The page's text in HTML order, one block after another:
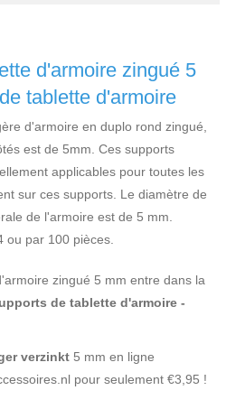
d'armoire zingué 5
tablette d'armoire
d'armoire en duplo rond zingué,
est de 5mm. Ces supports
applicables pour toutes les
sur ces supports. Le diamètre de
de l'armoire est de 5 mm.
ou par 100 pièces.
zingué 5 mm entre dans la
de tablette d'armoire -
verzinkt 5 mm en ligne
pour seulement €3,95 !